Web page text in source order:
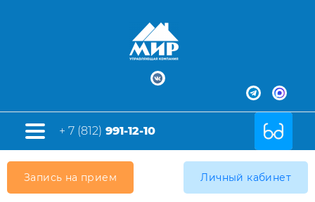
+ 7 (812) 991-12-10
Запись на прием Личный кабинет